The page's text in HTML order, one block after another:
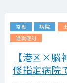
常勤 病院
通勤便利
【港区×脳
修指定病院